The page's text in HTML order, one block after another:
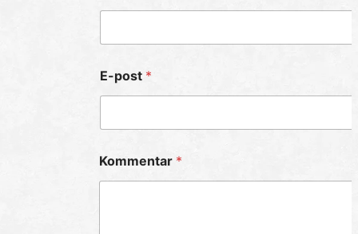
E-post *
Kommentar *